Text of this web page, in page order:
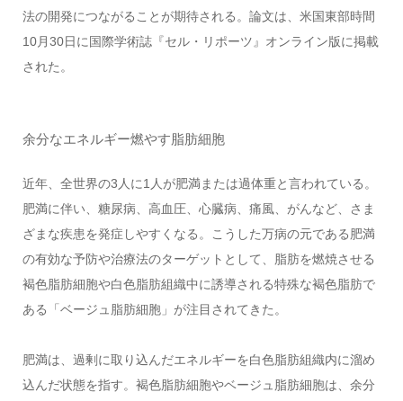
法の開発につながることが期待される。論文は、米国東部時間
10月30日に国際学術誌『セル・リポーツ』オンライン版に掲載
された。
余分なエネルギー燃やす脂肪細胞
近年、全世界の3人に1人が肥満または過体重と言われている。
肥満に伴い、糖尿病、高血圧、心臓病、痛風、がんなど、さま
ざまな疾患を発症しやすくなる。こうした万病の元である肥満
の有効な予防や治療法のターゲットとして、脂肪を燃焼させる
褐色脂肪細胞や白色脂肪組織中に誘導される特殊な褐色脂肪で
ある「ベージュ脂肪細胞」が注目されてきた。
肥満は、過剰に取り込んだエネルギーを白色脂肪組織内に溜め
込んだ状態を指す。褐色脂肪細胞やベージュ脂肪細胞は、余分